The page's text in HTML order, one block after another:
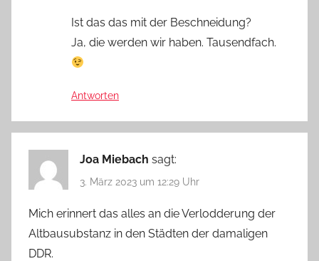
Ist das das mit der Beschneidung?
Ja, die werden wir haben. Tausendfach.
Antworten
Joa Miebach sagt:
3. März 2023 um 12:29 Uhr
Mich erinnert das alles an die Verlodderung der
Altbausubstanz in den Städten der damaligen
DDR.